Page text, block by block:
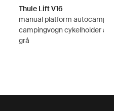
Thule Lift V16
manual platform
campingvogn cykelholder
grå